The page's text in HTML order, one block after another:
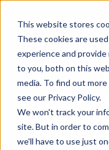
This website stores
These cookies are
experience and
to you, both on this
media. To find out
see our Privacy Policy.
We won't track your
site. But in order to
we'll have to use just
Webinaire:
: Check-in
à Distance